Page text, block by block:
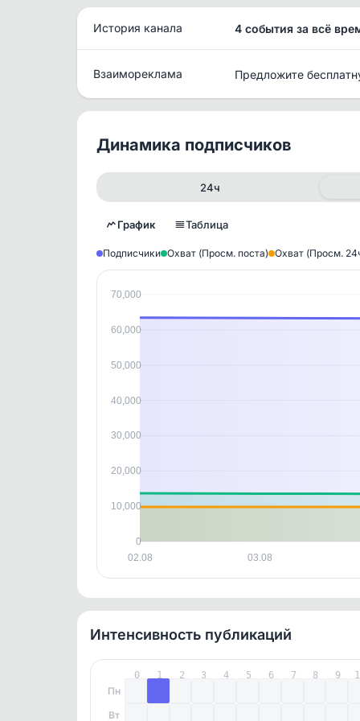
История канала 4 события за всё
Взаимореклама Предложите
Динамика подписчиков
24ч
График Таблица
Подписчики Охват (Просм. поста) Охват (Просм.
02.08 03.08
70,000
60,000
50,000
40,000
30,000
20,000
10,000
0
Интенсивность публикаций
0 1 2 3 4 5 6 7 8 9
Пн
Вт